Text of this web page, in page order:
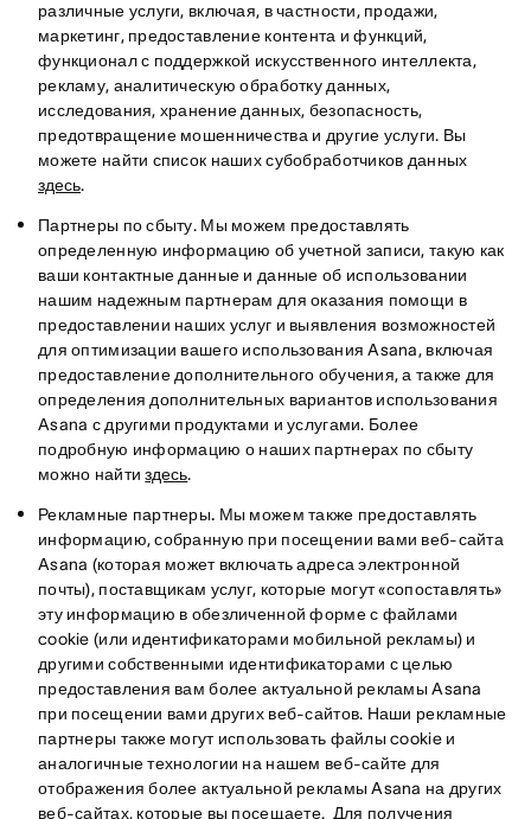
различные услуги, включая, в частности, продажи,
маркетинг, предоставление контента и функций,
функционал с поддержкой искусственного интеллекта,
рекламу, аналитическую обработку данных,
исследования, хранение данных, безопасность,
предотвращение мошенничества и другие услуги. Вы
можете найти список наших субобработчиков данных
здесь.
Партнеры по сбыту. Мы можем предоставлять
определенную информацию об учетной записи, такую как
ваши контактные данные и данные об использовании
нашим надежным партнерам для оказания помощи в
предоставлении наших услуг и выявления возможностей
для оптимизации вашего использования Asana, включая
предоставление дополнительного обучения, а также для
определения дополнительных вариантов использования
Asana с другими продуктами и услугами. Более
подробную информацию о наших партнерах по сбыту
можно найтиздесь.
Рекламные партнеры. Мы можем также предоставлять
информацию, собранную при посещении вами веб-сайта
Asana (которая может включать адреса электронной
почты), поставщикам услуг, которые могут «сопоставлять»
эту информацию в обезличенной форме с файлами
cookie (или идентификаторами мобильной рекламы) и
другими собственными идентификаторами с целью
предоставления вам более актуальной рекламы Asana
при посещении вами других веб-сайтов. Наши рекламные
партнеры также могут использовать файлы cookie и
аналогичные технологии на нашем веб-сайте для
отображения более актуальной рекламы Asana на других
веб-сайтах, которые вы посещаете. Для получения